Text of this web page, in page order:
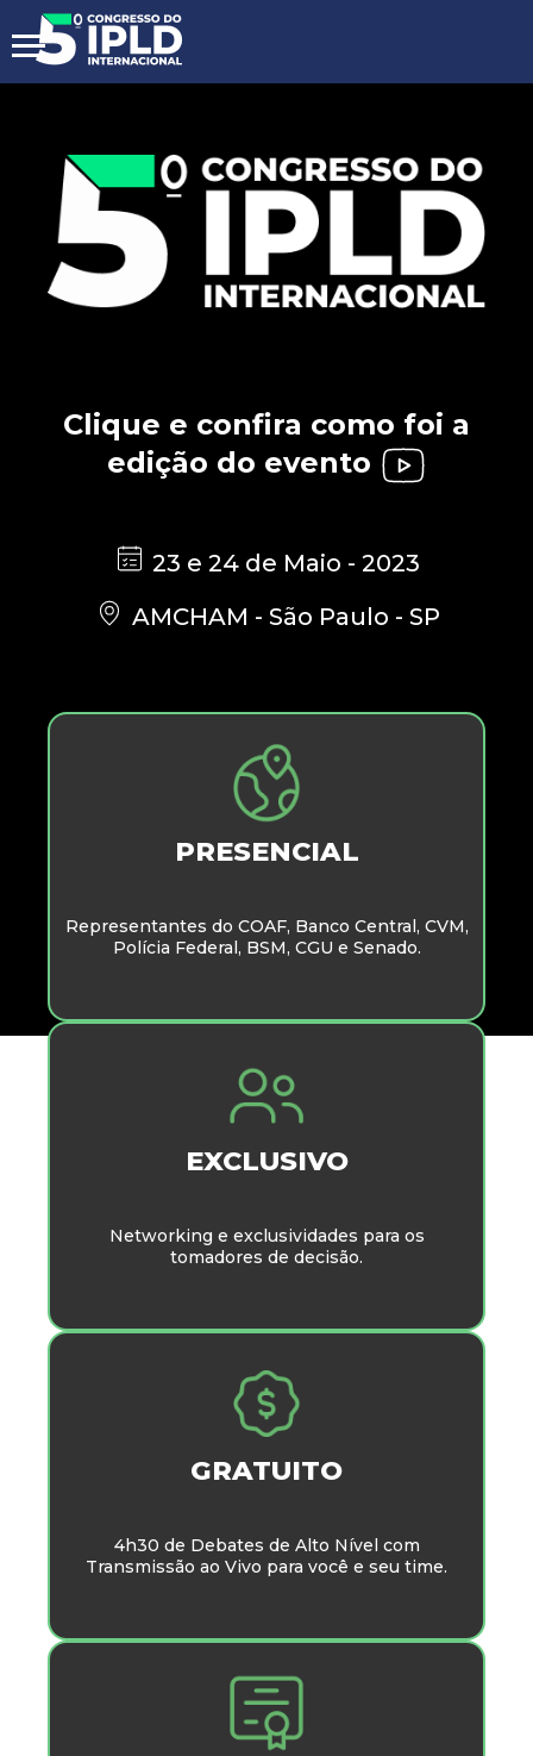
Clique e confira como foi a
edição do evento
23 e 24 de Maio - 2023
AMCHAM - São Paulo - SP
PRESENCIAL
Representantes do COAF, Banco Central, CVM,
Polícia Federal, BSM, CGU e Senado.
EXCLUSIVO
Networking e exclusividades para os
tomadores de decisão.
GRATUITO
4h30 de Debates de Alto Nível com
Transmissão ao Vivo para você e seu time.